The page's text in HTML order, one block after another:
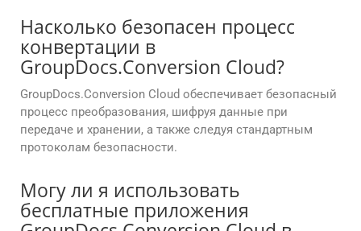
Насколько безопасен процесс
конвертации в
GroupDocs.Conversion Cloud?
GroupDocs.Conversion Cloud обеспечивает безопасный
процесс преобразования, шифруя данные при
передаче и хранении, а также следуя стандартным
протоколам безопасности.
Могу ли я использовать
бесплатные приложения